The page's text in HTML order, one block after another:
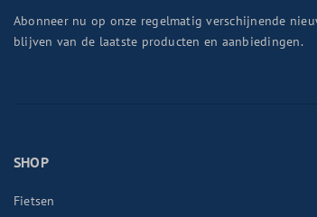
Abonneer nu op onze regelmatig verschijnende
blijven van de laatste producten en aanbiedingen.
SHOP
Fietsen